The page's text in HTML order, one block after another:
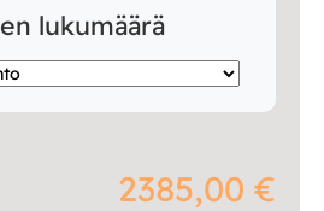
lukumäärä
2385,00 €